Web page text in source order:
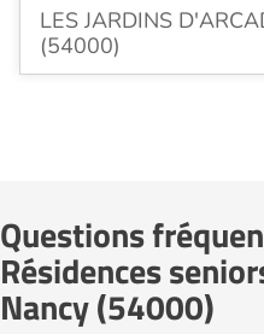
LES JARDINS
(54000)
Questions
Résidences
Nancy (54000)